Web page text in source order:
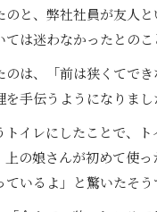
のと、弊社社員が友人
は迷わなかったとのこ
のは、「前は狭くてで
手伝うようになりまし
トイレにしたことで、ト
の娘さんが初めて使っ
いるよ」と驚いたそう